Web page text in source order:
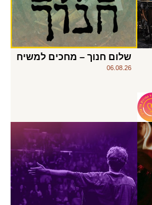
שלום חנוך – מחכים למשיח
06.08.26